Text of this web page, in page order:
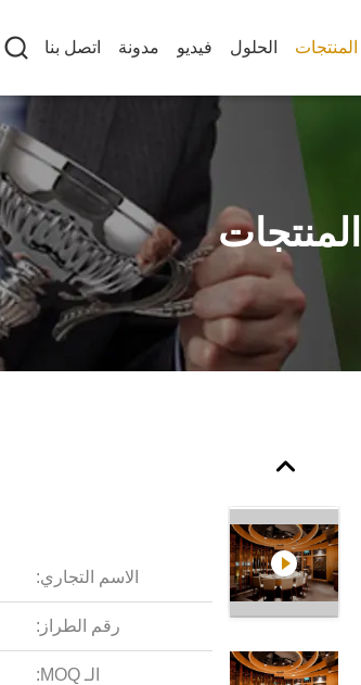
المنتجات الحلول فيديو مدونة اتصل بنا
الاسم التجاري:
رقم الطراز:
الـ MOQ: